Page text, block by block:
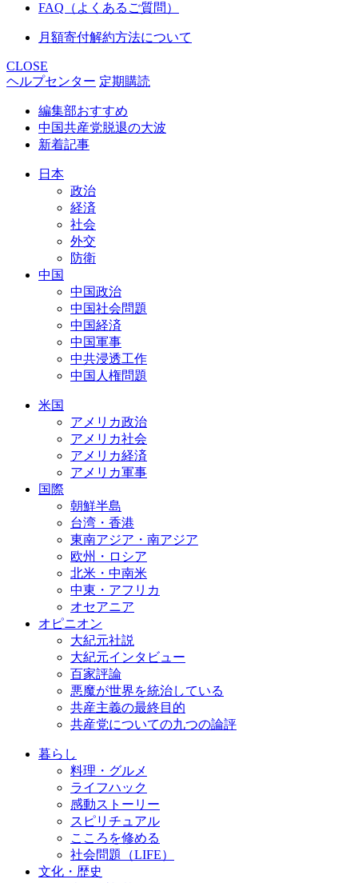
FAQ（よくあるご質問）
月額寄付解約方法について
CLOSE
ヘルプセンター 定期購読
編集部おすすめ
中国共産党脱退の大波
新着記事
日本
政治
経済
社会
外交
防衛
中国
中国政治
中国社会問題
中国経済
中国軍事
中共浸透工作
中国人権問題
米国
アメリカ政治
アメリカ社会
アメリカ経済
アメリカ軍事
国際
朝鮮半島
台湾・香港
東南アジア・南アジア
欧州・ロシア
北米・中南米
中東・アフリカ
オセアニア
オピニオン
大紀元社説
大紀元インタビュー
百家評論
悪魔が世界を統治している
共産主義の最終目的
共産党についての九つの論評
暮らし
料理・グルメ
ライフハック
感動ストーリー
スピリチュアル
こころを修める
社会問題（LIFE）
文化・歴史